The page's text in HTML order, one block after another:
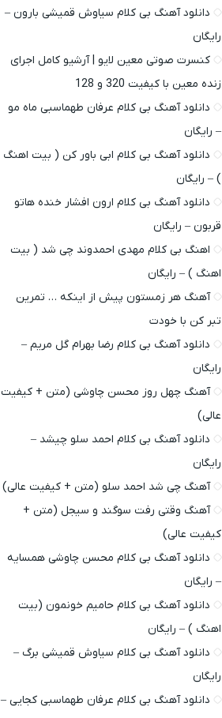
دانلود آهنگ بی کلام سیاوش قمیشی بارون –
رایگان
کنسرت صوتی معین لایو | آرشیو کامل اجرای
زنده معین با کیفیت 320 و 128
دانلود آهنگ بی کلام عرفان طهماسبی ماه مو
– رایگان
دانلود آهنگ بی کلام ابی باور کن ( بیت اهنگ
) – رایگان
دانلود آهنگ بی کلام ارون افشار خنده هاتو
قربون – رایگان
اهنگ بی کلام مهدی احمدوند چی شد ( بیت
اهنگ ) – رایگان
آهنگ هر زمستون پیش از اینکه … تمرین
تبر کن با خودت
دانلود آهنگ بی کلام رضا بهرام گل مریم –
رایگان
آهنگ چهل روز محسن چاوشی (متن + کیفیت
عالی)
دانلود آهنگ بی کلام احمد سلو چیشد –
رایگان
آهنگ چی شد احمد سلو (متن + کیفیت عالی)
آهنگ وقتی رفت سوگند و سیجل (متن +
کیفیت عالی)
دانلود آهنگ بی کلام محسن چاوشی همسایه
– رایگان
دانلود آهنگ بی کلام حامیم خونمون (بیت
اهنگ ) – رایگان
دانلود آهنگ بی کلام سیاوش قمیشی برگ –
رایگان
دانلود آهنگ بی کلام عرفان طهماسبی کجایی –